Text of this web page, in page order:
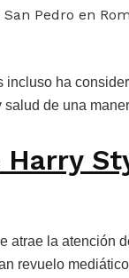
Pedro en
ha
de una
atrae la atención
revuelo